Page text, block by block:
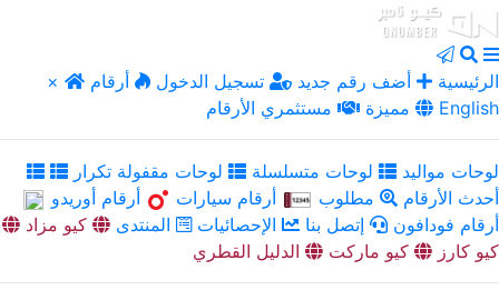
× الرئيسية أضف رقم جديد تسجيل الدخول
أرقام
مميزة
مستثمري الأرقام English
لوحات مواليد لوحات متسلسلة
لوحات مقفولة تكرار
أحدث الأرقام
مطلوب أرقام سيارات
أرقام أوريدو
أرقام فودافون
إتصل بنا الإحصائيات المنتدى
كيو مزاد
كيو كارز
كيو ماركت الدليل القطري